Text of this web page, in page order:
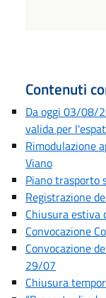
Contenuti
Da oggi 03/08/
valida per
Rimodulazione
Viano
Piano trasporto
Registrazione
Chiusura estiva
Convocazione
Convocazione
29/07
Chiusura